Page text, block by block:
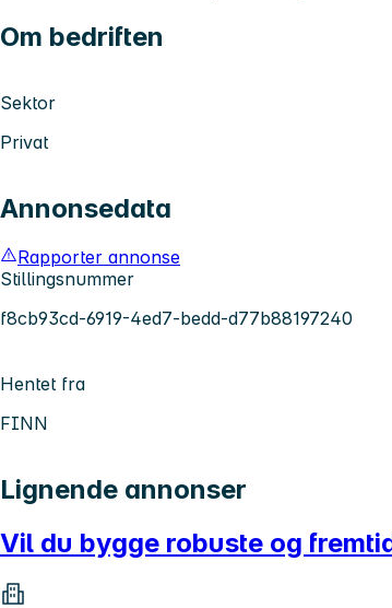
Om bedriften
Sektor
Privat
Annonsedata
Rapporter annonse
Stillingsnummer
f8cb93cd-6919-4ed7-bedd-d77b88197240
Hentet fra
FINN
Lignende annonser
Vil du bygge robuste og